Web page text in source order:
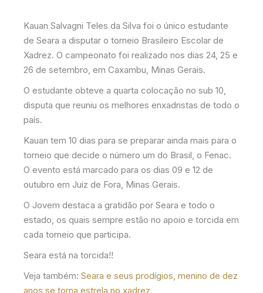
Kauan Salvagni Teles da Silva foi o único estudante
de Seara a disputar o torneio Brasileiro Escolar de
Xadrez. O campeonato foi realizado nos dias 24, 25 e
26 de setembro, em Caxambu, Minas Gerais.
O estudante obteve a quarta colocação no sub 10,
disputa que reuniu os melhores enxadristas de todo o
país.
Kauan tem 10 dias para se preparar ainda mais para o
torneio que decide o número um do Brasil, o Fenac.
O evento está marcado para os dias 09 e 12 de
outubro em Juiz de Fora, Minas Gerais.
O Jovem destaca a gratidão por Seara e todo o
estado, os quais sempre estão no apoio e torcida em
cada torneio que participa.
Seara está na torcida!!
Veja também: Seara e seus prodígios, menino de dez
anos se torna estrela no xadrez